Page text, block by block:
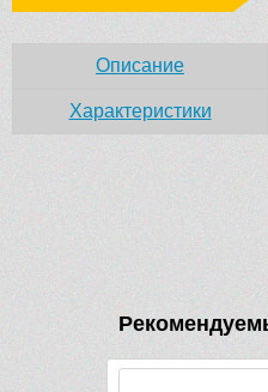
Описание
Характеристики